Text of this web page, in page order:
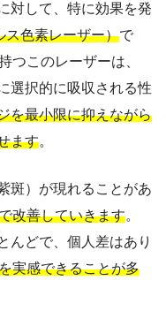
対して、特に効果を発
ス色素レーザー）で
つこのレーザーは、
選択的に吸収される性
を最小限に抑えながら
ます。
斑）が現れることがあ
改善していきます。
んどで、個人差はあり
実感できることが多